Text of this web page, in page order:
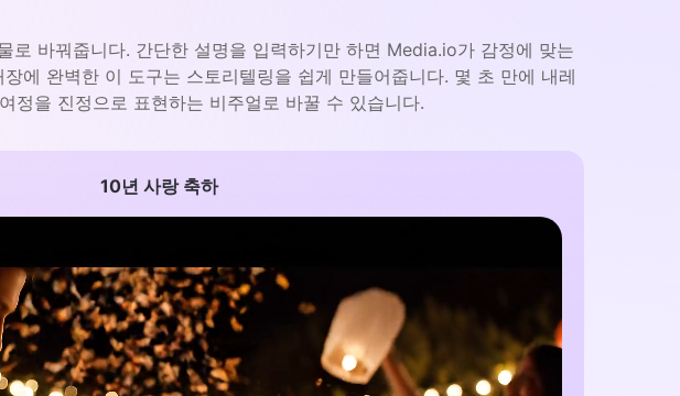
바꿔줍니다. 간단한 설명을 입력하기만 하면 Media.io가 감정에 맞는
에 완벽한 이 도구는 스토리텔링을 쉽게 만들어줍니다. 몇 초 만에 내레
정을 진정으로 표현하는 비주얼로 바꿀 수 있습니다.
10년 사랑 축하